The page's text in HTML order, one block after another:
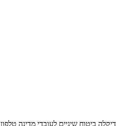
דיקלה ביטוח שיניים לעובדי מדינה טלפון